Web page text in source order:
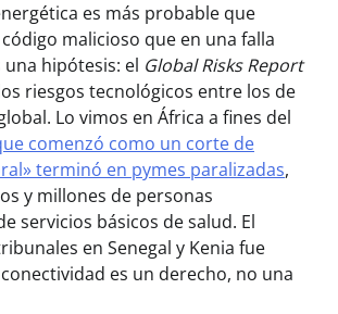
es más probable que
malicioso que en una falla
una hipótesis: el Global Risks Report
riesgos tecnológicos entre los de
Lo vimos en África a fines del
comenzó como un corte de
terminó en pymes paralizadas,
y millones de personas
servicios básicos de salud. El
en Senegal y Kenia fue
es un derecho, no una